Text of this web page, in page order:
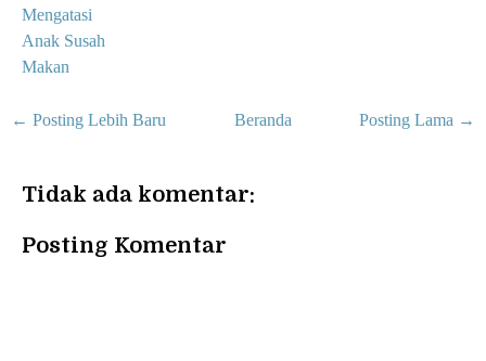
Mengatasi
Anak Susah
Makan
← Posting Lebih Baru Posting Lama →
Beranda
Tidak ada komentar:
Posting Komentar